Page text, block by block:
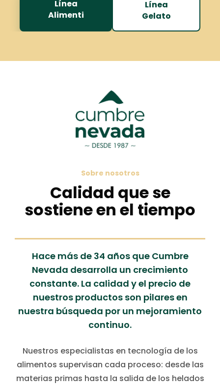
Línea
Alimenti
Línea
Gelato
Sobre nosotros
Calidad que se
sostiene en el tiempo
Hace más de 34 años que Cumbre
Nevada desarrolla un crecimiento
constante. La calidad y el precio de
nuestros productos son pilares en
nuestra búsqueda por un mejoramiento
continuo.
Nuestros especialistas en tecnología de los
alimentos supervisan cada proceso: desde las
materias primas hasta la salida de los helados